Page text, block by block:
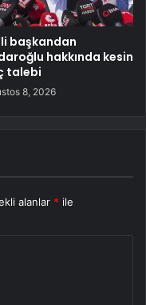
başkandan
hakkında kesin
talebi
8, 2026
alanlar * ile